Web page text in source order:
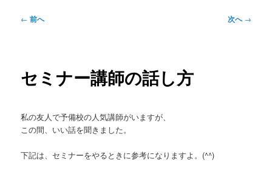
投
ー
ン
← 前へ 次へ→
セミナー講師の話し方
私の友人で予備校の人気講師がいますが、
この間、いい話を聞きました。
下記は、セミナーをやるときに参考になりますよ。(^^)